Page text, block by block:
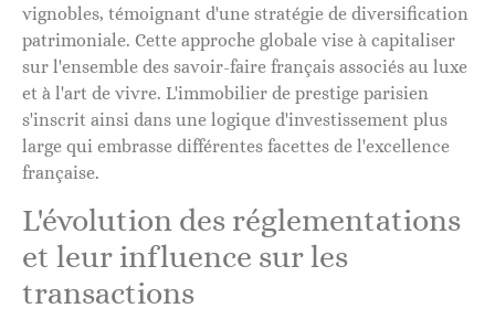
vignobles, témoignant d'une stratégie de diversification
patrimoniale. Cette approche globale vise à capitaliser
sur l'ensemble des savoir-faire français associés au luxe
et à l'art de vivre. L'immobilier de prestige parisien
s'inscrit ainsi dans une logique d'investissement plus
large qui embrasse différentes facettes de l'excellence
française.
L'évolution des réglementations
et leur influence sur les
transactions